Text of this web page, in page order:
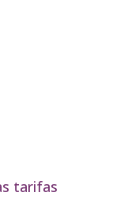
tarifas